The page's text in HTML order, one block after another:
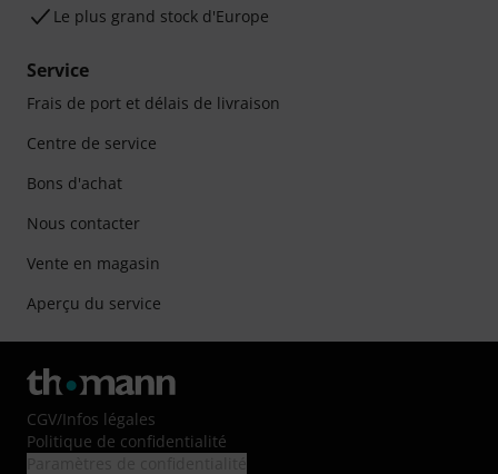
Le plus grand stock d'Europe
Service
Frais de port et délais de livraison
Centre de service
Bons d'achat
Nous contacter
Vente en magasin
Aperçu du service
CGV/Infos légales
Politique de confidentialité